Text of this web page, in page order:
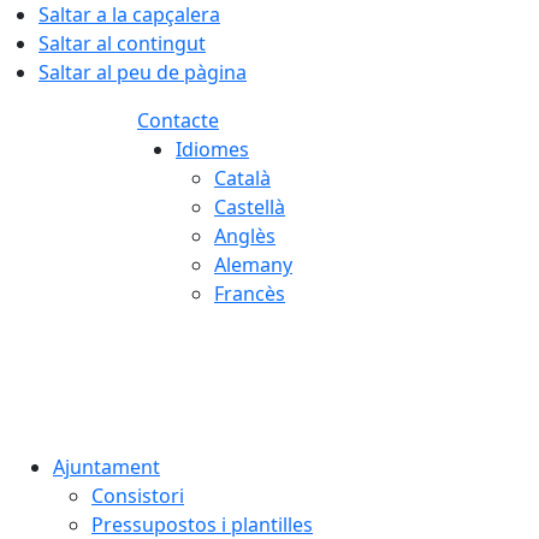
Saltar a la capçalera
Saltar al contingut
Saltar al peu de pàgina
Contacte
Idiomes
Català
Castellà
Anglès
Alemany
Francès
Ajuntament
Consistori
Pressupostos i plantilles